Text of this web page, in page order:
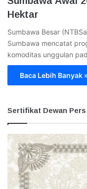
Hektar
​Sumbawa Besar
Sumbawa mencatat
komoditas unggulan
Baca Lebih Banyak
Sertifikat Dewan Pers